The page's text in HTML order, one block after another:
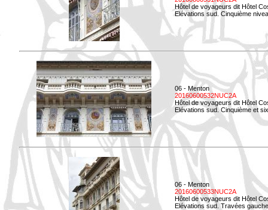
Hôtel de voyageurs dit Hôtel
Elévations sud. Cinquième
06 - Menton
20160600532NUC2A
Hôtel de voyageurs dit Hôtel
Elévations sud. Cinquième et
06 - Menton
20160600533NUC2A
Hôtel de voyageurs dit Hôtel
Elévations sud. Travées